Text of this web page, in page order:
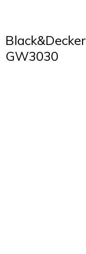
Black&Decker
GW3030